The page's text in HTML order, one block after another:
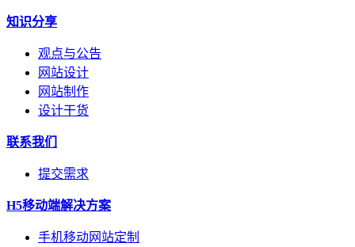
知识分享
观点与公告
网站设计
网站制作
设计干货
联系我们
提交需求
H5移动端解决方案
手机移动网站定制